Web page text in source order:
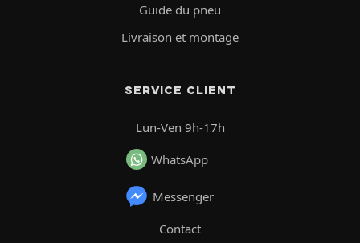
Guide du pneu
Livraison et montage
SERVICE CLIENT
Lun-Ven 9h-17h
WhatsApp
Messenger
Contact